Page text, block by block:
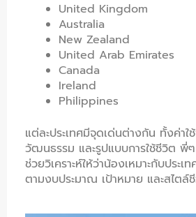
United Kingdom
Australia
New Zealand
United Arab Emirates
Canada
Ireland
Philippines
แต่ละประเทศมีจุดเด่นต่างกัน ทั้งค่าใ
วัฒนธรรม และรูปแบบการใช้ชีวิต พี่
ช่วยวิเคราะห์ให้ว่าน้องเหมาะกับประ
ตามงบประมาณ เป้าหมาย และสไตล์